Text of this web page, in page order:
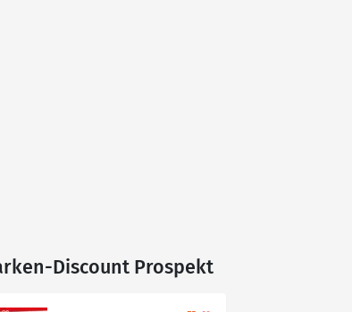
Discount Prospekt